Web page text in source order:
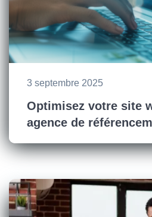
3 septembre 2025
Optimisez votre site
agence de